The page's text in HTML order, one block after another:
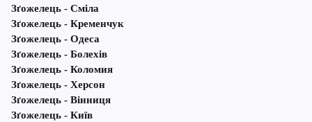
Зґожелець - Сміла
Зґожелець - Кременчук
Зґожелець - Одеса
Зґожелець - Болехів
Зґожелець - Коломия
Зґожелець - Херсон
Зґожелець - Вінниця
Зґожелець - Київ